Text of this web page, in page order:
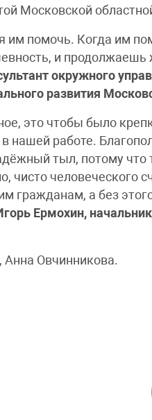
Московской
помочь. Когда им
и
окружного
развития
это чтобы было
нашей работе.
тыл, потому что
чисто человеческого
гражданам, а без
Ермохин,
Анна Овчинникова.